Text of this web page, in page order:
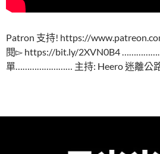
Patron 支持! https://
閱▻ https://bit.ly/2XVN0B4
單…………………… 主持: Heero 迷離公